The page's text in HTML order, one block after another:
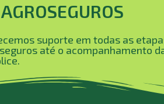
suporte em todas as
até o acompanhamento